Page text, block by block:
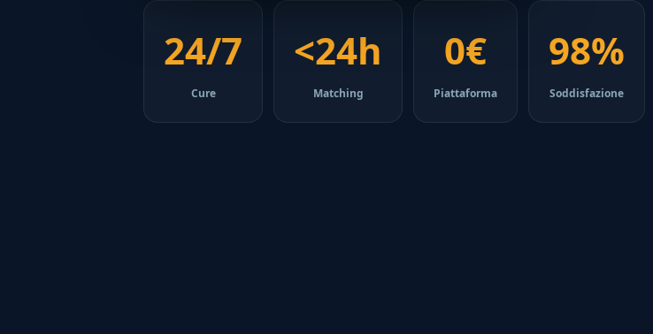
24/7
Cure
<24h
Matching
0€
Piattaforma
98%
Soddisfazione